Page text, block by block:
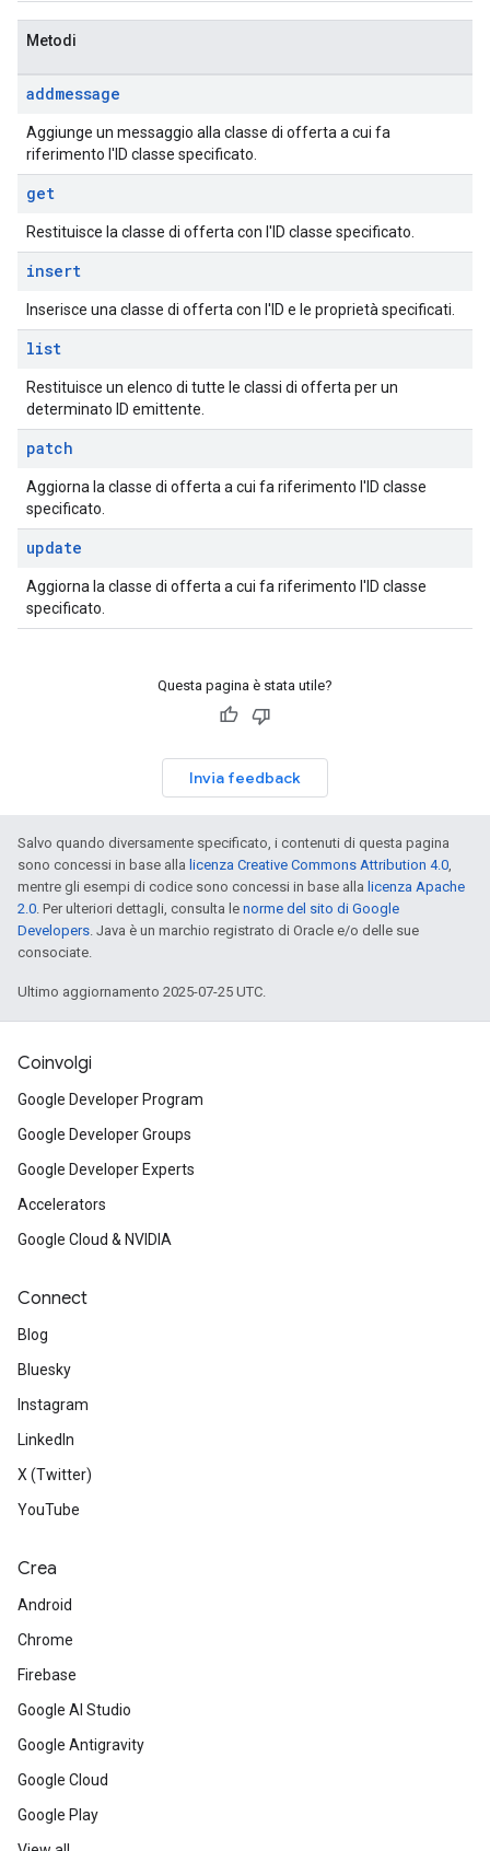
Metodi
addmessage
Aggiunge un messaggio alla classe di offerta a cui fa
riferimento l'ID classe specificato.
get
Restituisce la classe di offerta con l'ID classe specificato.
insert
Inserisce una classe di offerta con l'ID e le proprietà specificati.
list
Restituisce un elenco di tutte le classi di offerta per un
determinato ID emittente.
patch
Aggiorna la classe di offerta a cui fa riferimento l'ID classe
specificato.
update
Aggiorna la classe di offerta a cui fa riferimento l'ID classe
specificato.
Questa pagina è stata utile?
Invia feedback
Salvo quando diversamente specificato, i contenuti di questa pagina
sono concessi in base alla licenza Creative Commons Attribution 4.0,
mentre gli esempi di codice sono concessi in base alla licenza Apache
2.0. Per ulteriori dettagli, consulta le norme del sito di Google
Developers. Java è un marchio registrato di Oracle e/o delle sue
consociate.
Ultimo aggiornamento 2025-07-25 UTC.
Coinvolgi
Google Developer Program
Google Developer Groups
Google Developer Experts
Accelerators
Google Cloud & NVIDIA
Connect
Blog
Bluesky
Instagram
LinkedIn
X (Twitter)
YouTube
Crea
Android
Chrome
Firebase
Google AI Studio
Google Antigravity
Google Cloud
Google Play